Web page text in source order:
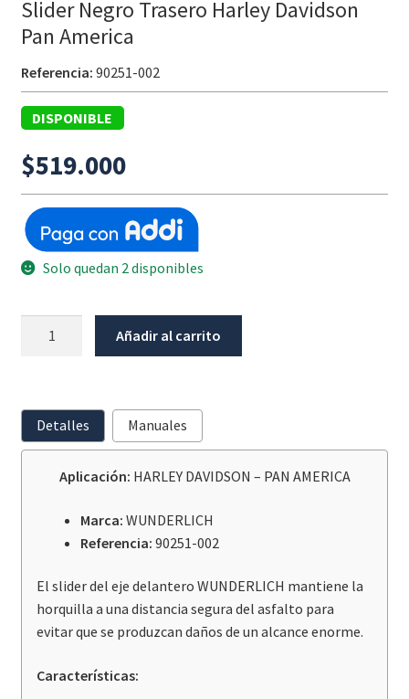
Slider Negro Trasero Harley Davidson
Pan America
Referencia: 90251-002
DISPONIBLE
$519.000
Solo quedan 2 disponibles
Davidson
Pan
cantidad
Añadir al carrito
Detalles Manuales
Aplicación: HARLEY DAVIDSON – PAN AMERICA
Marca: WUNDERLICH
Referencia: 90251-002
El slider del eje delantero WUNDERLICH mantiene la
horquilla a una distancia segura del asfalto para
evitar que se produzcan daños de un alcance enorme.
Características: